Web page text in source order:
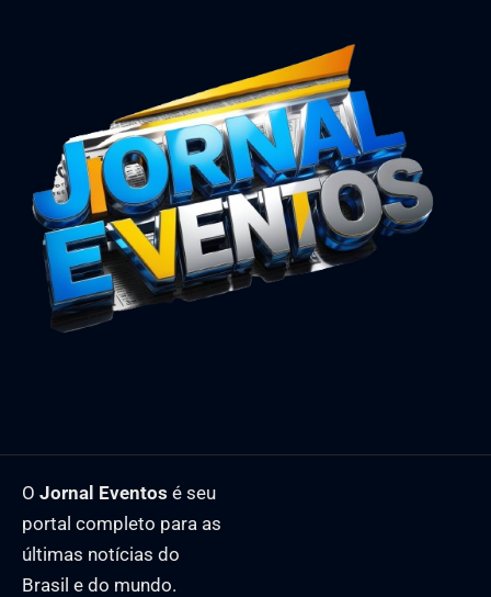
O Jornal Eventos é seu
portal completo para as
últimas notícias do
Brasil e do mundo.